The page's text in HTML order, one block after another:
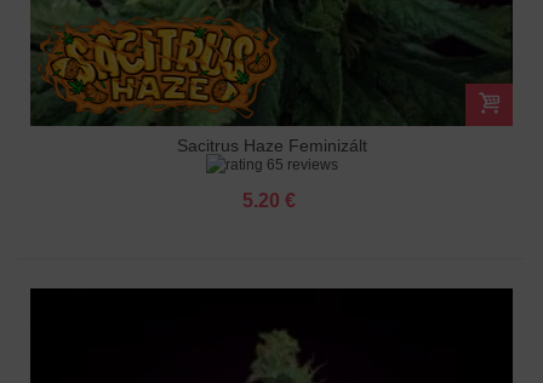
Sacitrus Haze Feminizált
65 reviews
5.20 €